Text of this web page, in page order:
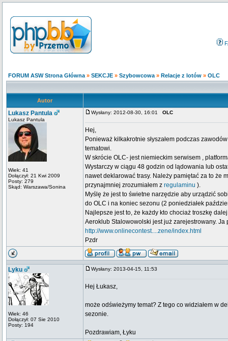
FORUM ASW Strona Główna » SEKCJE » Szybowcowa » Relacje z lotów » OLC
Autor
Lukasz Pantula
Lukasz Pantula
Wiek: 41
Dołączył: 21 Kwi 2009
Posty: 279
Skąd: Warszawa/Sonina
Wysłany: 2012-08-30, 16:01 OLC
Hej,
Ponieważ kilkakrotnie słyszałem podczas
tematowi.
W skrócie OLC- jest niemieckim serwisem ,
Wystarczy w ciągu 48 godzin od lądowania lub
nawet deklarować trasy. Należy pamiętać za to że
przynajmniej zrozumiałem z regulaminu ).
Myślę że jest to świetne narzędzie aby urządzić
do OLC i na koniec sezonu (2 poniedziałek
Najlepsze jest to, że każdy kto chociaż troszkę
Aeroklub Stalowowolski jest już zarejestrowany.
http://www.onlinecontest....zene/index.html
Pzdr
Lyku
Wiek: 46
Dołączył: 07 Sie 2010
Posty: 194
Wysłany: 2013-04-15, 11:53
Hej Łukasz,
może odświeżymy temat? Z tego co widziałem w
sezonie.
Pozdrawiam, Łyku